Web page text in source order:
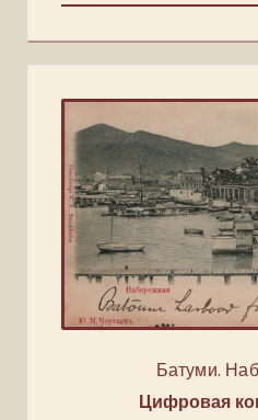
Батуми.
Цифровая